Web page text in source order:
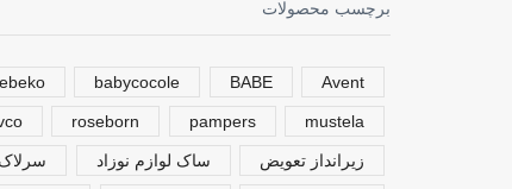
برچسب محصولات
Avent
BABE
babycocole
mustela
pampers
roseborn
زیرانداز تعویض ساک لوازم نوزاد سرلاک